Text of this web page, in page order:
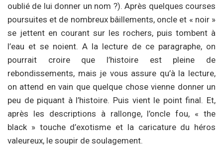
oublié de lui donner un nom ?). Après quelques courses
poursuites et de nombreux bâillements, oncle et « noir »
se jettent en courant sur les rochers, puis tombent à
l’eau et se noient. A la lecture de ce paragraphe, on
pourrait croire que l’histoire est pleine de
rebondissements, mais je vous assure qu’à la lecture,
on attend en vain que quelque chose vienne donner un
peu de piquant à l’histoire. Puis vient le point final. Et,
après les descriptions à rallonge, l’oncle fou, « the
black » touche d’exotisme et la caricature du héros
valeureux, le soupir de soulagement.